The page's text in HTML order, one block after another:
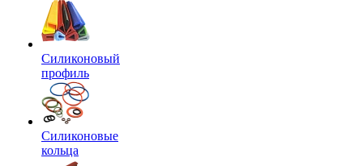
Силиконовый
профиль
Силиконовые
кольца